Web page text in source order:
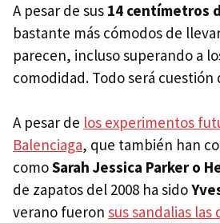
A pesar de sus 14 centímetros
bastante más cómodos de
parecen, incluso superando a
comodidad. Todo será cuestión
A pesar de los experimentos
Balenciaga, que también han
comoSarah Jessica Parker o
de zapatos del 2008 ha sido
verano fueron sus sandalias